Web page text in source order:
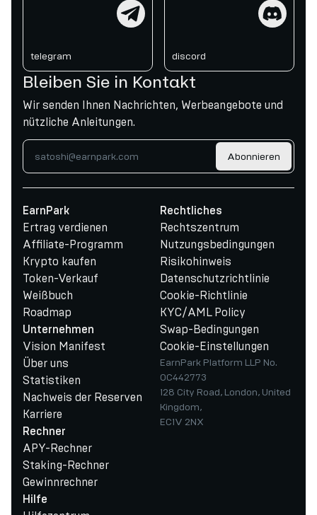
telegram discord
Bleiben Sie in Kontakt
Wir senden Ihnen Nachrichten, Werbeangebote und
nützliche Anleitungen.
Abonnieren
EarnPark
Ertrag verdienen
Affiliate-Programm
Krypto kaufen
Token-Verkauf
Weißbuch
Roadmap
Unternehmen
Vision Manifest
Über uns
Statistiken
Nachweis der Reserven
Karriere
Rechner
APY-Rechner
Staking-Rechner
Gewinnrechner
Hilfe
Rechtliches
Rechtszentrum
Nutzungsbedingungen
Risikohinweis
Datenschutzrichtlinie
Cookie-Richtlinie
KYC/AML Policy
Swap-Bedingungen
Cookie-Einstellungen
EarnPark Platform LLP No.
OC442773
128 City Road, London, United
Kingdom,
EC1V 2NX